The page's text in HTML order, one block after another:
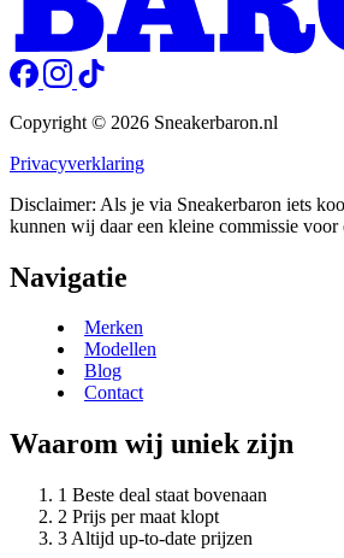
Copyright © 2026 Sneakerbaron.nl
Privacyverklaring
Disclaimer: Als je via Sneakerbaron iets
kunnen wij daar een kleine commissie voor
Navigatie
Merken
Modellen
Blog
Contact
Waarom wij uniek zijn
Beste deal staat bovenaan
Prijs per maat klopt
Altijd up-to-date prijzen